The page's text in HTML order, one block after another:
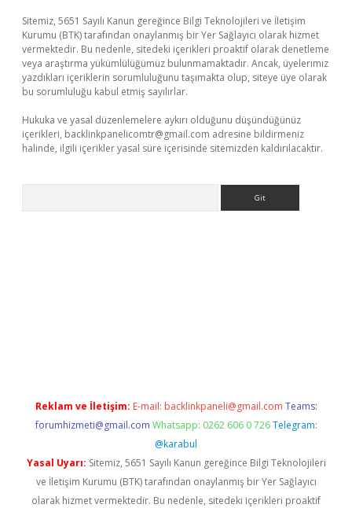
Sitemiz, 5651 Sayılı Kanun gereğince Bilgi Teknolojileri ve İletişim
Kurumu (BTK) tarafından onaylanmış bir Yer Sağlayıcı olarak hizmet
vermektedir. Bu nedenle, sitedeki içerikleri proaktif olarak denetleme
veya araştırma yükümlülüğümüz bulunmamaktadır. Ancak, üyelerimiz
yazdıkları içeriklerin sorumluluğunu taşımakta olup, siteye üye olarak
bu sorumluluğu kabul etmiş sayılırlar.
Hukuka ve yasal düzenlemelere aykırı olduğunu düşündüğünüz
içerikleri, backlinkpanelicomtr@gmail.com adresine bildirmeniz
halinde, ilgili içerikler yasal süre içerisinde sitemizden kaldırılacaktır.
Reklam ve İletişim: E-mail: backlinkpaneli@gmail.com Teams:
forumhizmeti@gmail.com Whatsapp: 0262 606 0 726 Telegram:
@karabul
Yasal Uyarı: Sitemiz, 5651 Sayılı Kanun gereğince Bilgi Teknolojileri
ve İletişim Kurumu (BTK) tarafından onaylanmış bir Yer Sağlayıcı
olarak hizmet vermektedir. Bu nedenle, sitedeki içerikleri proaktif